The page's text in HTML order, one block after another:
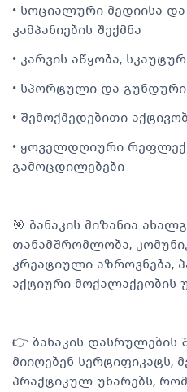
•⁠ ⁠სოციალური მედიისა
კამპანიების შექმნა
•⁠ ⁠კარვის აწყობა,
•⁠ ⁠სპორტული და გუნდური
•⁠ ⁠შემოქმედებითი
•⁠ ⁠ყოველდღიური
გამოცდილებები
🎯 ბანაკის მიზანია
თანამშრომლობა,
კრეატიული აზროვნება,
აქტიური მოქალაქეობის
👉 ბანაკის დასრულების
მიიღებენ სერტიფიკატს,
პრაქტიკულ უნარებს,